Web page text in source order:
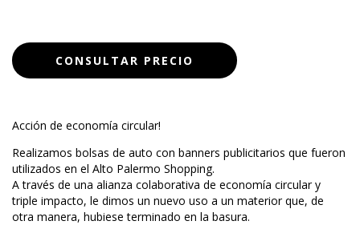
Acción de economía circular!
Realizamos bolsas de auto con banners publicitarios que fueron
utilizados en el Alto Palermo Shopping.
A través de una alianza colaborativa de economía circular y
triple impacto, le dimos un nuevo uso a un materior que, de
otra manera, hubiese terminado en la basura.